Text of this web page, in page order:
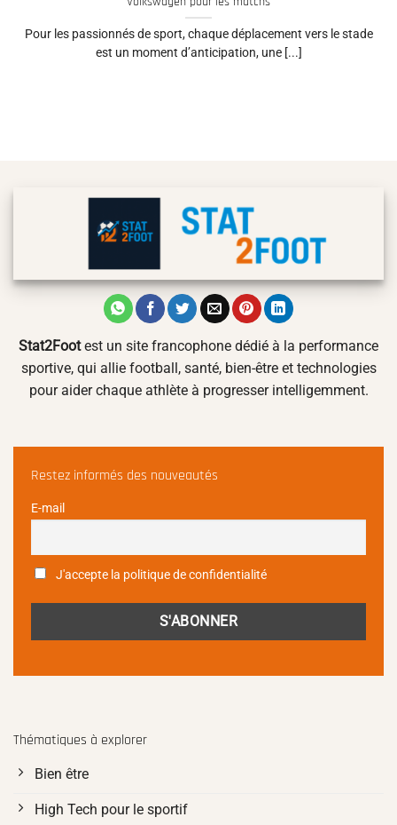
Pour les passionnés de sport, chaque déplacement vers le stade
est un moment d’anticipation, une [...]
Stat2Footest un site francophone dédié à la performance
sportive, qui allie football, santé, bien-être et technologies
pour aider chaque athlète à progresser intelligemment.
Restez informés des nouveautés
E-mail
J'accepte la politique de confidentialité
Thématiques à explorer
Bien être
High Tech pour le sportif